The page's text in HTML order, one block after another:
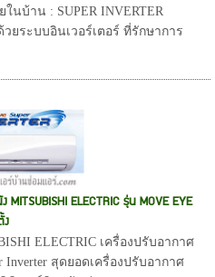
นบ้าน : SUPER INVERTER
ยระบบอินเวอร์เตอร์ ที่รักษาการ
ELECTRIC รุ่น MOVE EYE
ELECTRIC เครื่องปรับอากาศ
Inverter สุดยอดเครื่องปรับอากาศ